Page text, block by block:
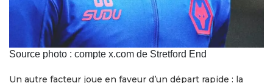
Source photo : compte x.com de Stretford End
Un autre facteur joue en faveur d’un départ rapide : la